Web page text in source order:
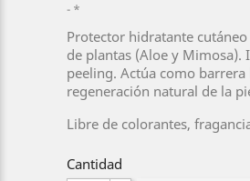
*
Protector hidratante
de plantas (Aloe y
peeling. Actúa como
regeneración natural de la
Libre de colorantes,
Cantidad